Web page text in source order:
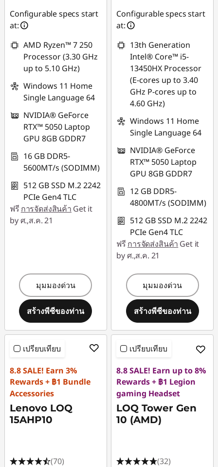
Configurable specs start
at:
AMD Ryzen™ 7 250
Processor (3.30 GHz
up to 5.10 GHz)
Windows 11 Home
Single Language 64
NVIDIA® GeForce
RTX™ 5050 Laptop
GPU 8GB GDDR7
16 GB DDR5-
5600MT/s (SODIMM)
512 GB SSD M.2 2242
PCIe Gen4 TLC
ฟรี การจัดส่งสินค้า Get it
by ศ.,ส.ค. 21
มุมมองด่วน
สร้างพีซีของท่าน
Configurable specs start
at:
13th Generation
Intel® Core™ i5-
13450HX Processor
(E-cores up to 3.40
GHz P-cores up to
4.60 GHz)
Windows 11 Home
Single Language 64
NVIDIA® GeForce
RTX™ 5050 Laptop
GPU 8GB GDDR7
12 GB DDR5-
4800MT/s (SODIMM)
512 GB SSD M.2 2242
PCIe Gen4 TLC
ฟรี การจัดส่งสินค้า Get it
by ศ.,ส.ค. 21
มุมมองด่วน
สร้างพีซีของท่าน
เปรียบเทียบ
8.8 SALE! Earn 3%
Rewards + ฿1 Bundle
Accessories
Lenovo LOQ
15AHP10
(70)
เปรียบเทียบ
8.8 SALE! Earn up to 8%
Rewards + ฿1 Legion
gaming Headset
LOQ Tower Gen
10 (AMD)
(32)